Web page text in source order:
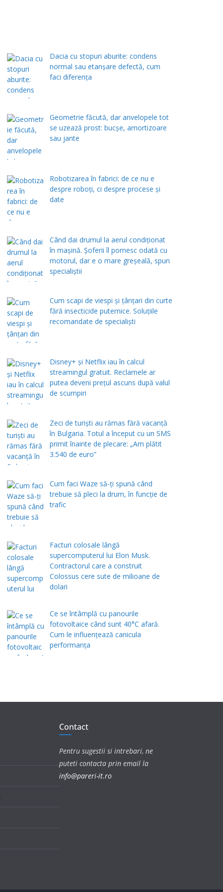
Dacia cu stopuri aburite: condens
normal sau etanșare defectă, cum
faci diferența
Geometrie făcută, dar anvelopele tot
se uzează prost: bucșe, amortizoare
sau jante
Robotizarea în fabrici: de ce nu e
despre roboți, ci despre procese și
date
Când dai drumul la aerul condiţionat
în maşină. Şoferii îl pornesc odată cu
motorul, dar e o mare greşeală, spun
specialiştii
Cum scapi de viespi și țânțari din curte
fără insecticide puternice. Soluțiile
recomandate de specialiști
Disney+ și Netflix iau în calcul
streamingul gratuit. Reclamele ar
putea deveni prețul ascuns după valul
de scumpiri
Zeci de turiști au rămas fără vacanță
în Bulgaria. Totul a început cu un SMS
primit înainte de plecare: „Am plătit
3.540 de euro”
Cum faci Waze să-ți spună când
trebuie să pleci la drum, în funcție de
trafic
Facturi colosale lângă
supercomputerul lui Elon Musk.
Contractorul care a construit
Colossus cere sute de milioane de
dolari
Ce se întâmplă cu panourile
fotovoltaice când sunt 40°C afară.
Cum le influențează canicula
performanța
Contact
Pentru sugestii si intrebari, ne
puteti contacta prin email la
info@pareri-it.ro